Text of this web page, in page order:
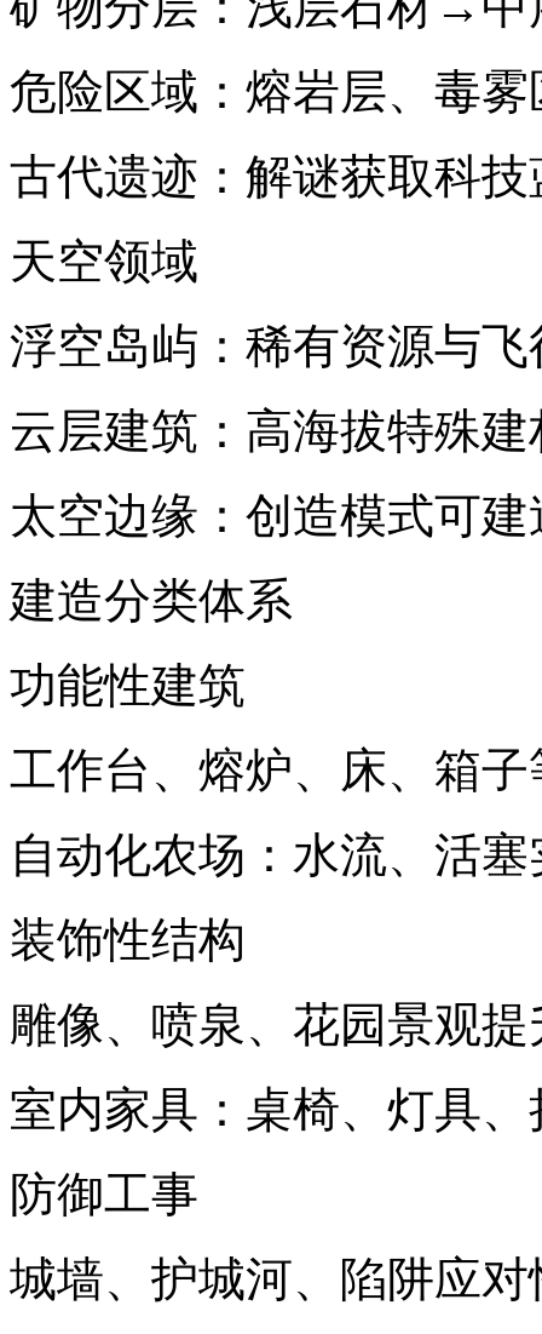
危险区域：熔岩层、毒
古代遗迹：解谜获取科
天空领域
浮空岛屿：稀有资源与
云层建筑：高海拔特殊
太空边缘：创造模式可
建造分类体系
功能性建筑
工作台、熔炉、床、箱
自动化农场：水流、活
装饰性结构
雕像、喷泉、花园景观
室内家具：桌椅、灯具
防御工事
城墙、护城河、陷阱应